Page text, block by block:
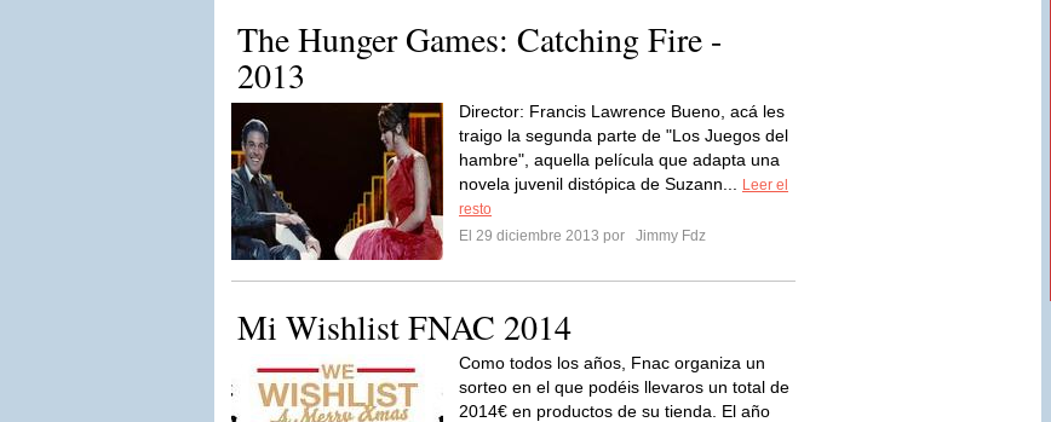
The Hunger Games: Catching Fire -
2013
Director: Francis Lawrence Bueno, acá les
traigo la segunda parte de "Los Juegos del
hambre", aquella película que adapta una
novela juvenil distópica de Suzann...
Leer el
resto
El 29 diciembre 2013 por
Jimmy Fdz
Mi Wishlist FNAC 2014
Como todos los años, Fnac organiza un
sorteo en el que podéis llevaros un total de
2014€ en productos de su tienda. El año